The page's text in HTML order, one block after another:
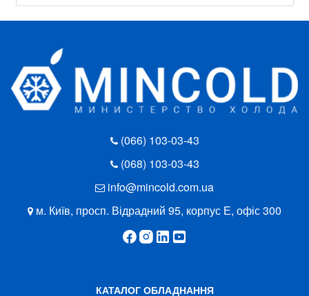
(066) 103-03-43
(068) 103-03-43
info@mincold.com.ua
м. Київ, просп. Відрадний 95, корпус Е, офіс 300
КАТАЛОГ ОБЛАДНАННЯ